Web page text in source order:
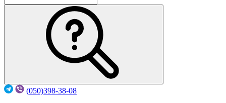
(050)398-38-08